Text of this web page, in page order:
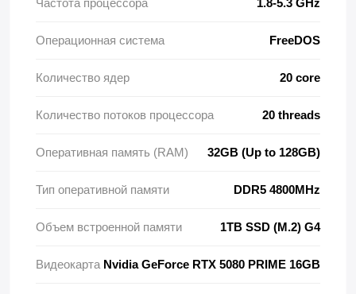
Частота процессора 1.8-5.3 GHz
Операционная система FreeDOS
Количество ядер 20 core
Количество потоков процессора 20 threads
Оперативная память (RAM) 32GB (Up to 128GB)
Тип оперативной памяти DDR5 4800MHz
Объем встроенной памяти 1TB SSD (M.2) G4
Видеокарта Nvidia GeForce RTX 5080 PRIME 16GB